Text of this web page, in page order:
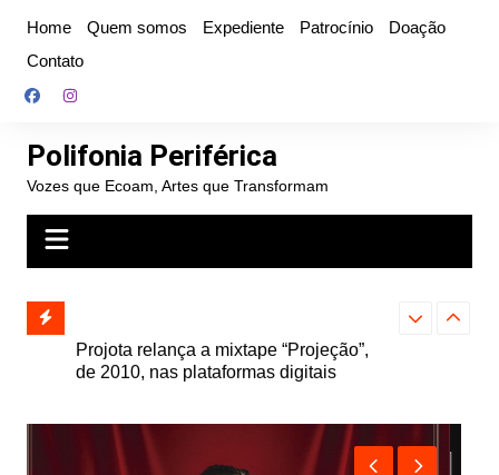
conteúdo
Home Quem somos Expediente Patrocínio
Doação
Contato
Polifonia Periférica
Vozes que Ecoam, Artes que Transformam
e abre
autoral,
Farofa